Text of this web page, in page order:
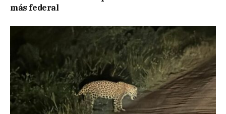
más federal